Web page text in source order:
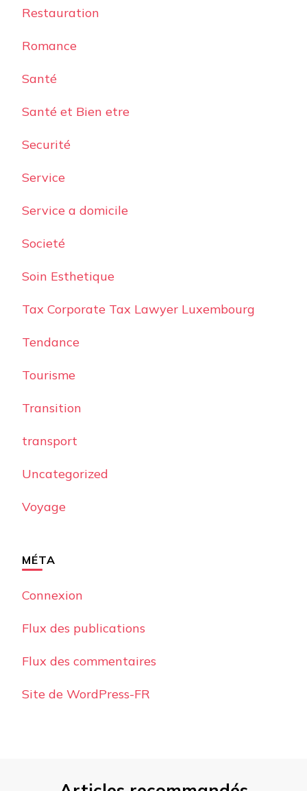
Restauration
Romance
Santé
Santé et Bien etre
Securité
Service
Service a domicile
Societé
Soin Esthetique
Tax Corporate Tax Lawyer Luxembourg
Tendance
Tourisme
Transition
transport
Uncategorized
Voyage
MÉTA
Connexion
Flux des publications
Flux des commentaires
Site de WordPress-FR